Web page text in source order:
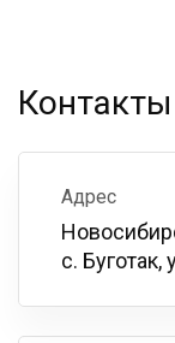
Контакты
Адрес
с. Буготак,